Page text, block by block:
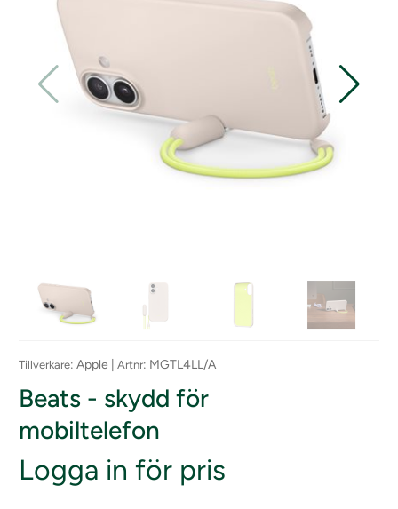
Tillverkare: Apple | Artnr: MGTL4LL/A
Beats - skydd för
mobiltelefon
Logga in för pris